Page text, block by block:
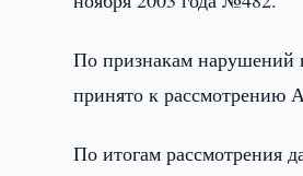
По признакам нарушений
принято к рассмотрению
По итогам рассмотрения